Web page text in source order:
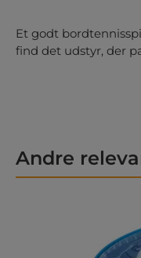
Et godt
find det udstyr, der
Andre
Spring